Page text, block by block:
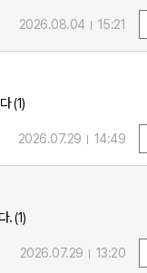
2026.08.04 15:21
(1)
2026.07.29 14:49
.(1)
2026.07.29 13:20